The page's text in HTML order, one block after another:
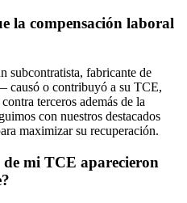
la compensación laboral
subcontratista, fabricante de
causó o contribuyó a su TCE,
terceros además de la
con nuestros destacados
maximizar su recuperación.
de mi TCE aparecieron